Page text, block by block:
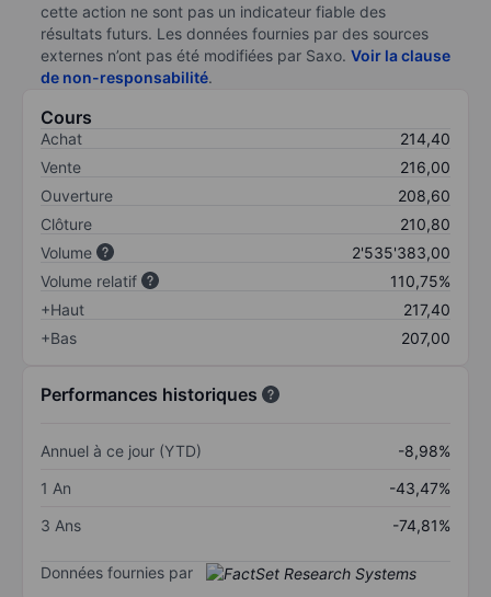
cette action ne sont pas un indicateur fiable des
résultats futurs. Les données fournies par des sources
externes n’ont pas été modifiées par Saxo. Voir la clause
de non-responsabilité.
Cours
Achat
214,40
Vente
216,00
Ouverture
208,60
Clôture
210,80
Volume
2'535'383,00
Volume relatif
110,75%
+Haut
217,40
+Bas
207,00
Performances historiques
Annuel à ce jour (YTD)
-8,98%
1 An
-43,47%
3 Ans
-74,81%
Données fournies par